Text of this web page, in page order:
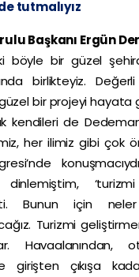
tutmalıyız
Başkanı Ergün
böyle bir güzel
birlikteyiz. Değerli
bir projeyi hayata
kendileri de
her ilimiz gibi çok
dinlemiştim,
Bunun için neler
Turizmi
girişten çıkışa